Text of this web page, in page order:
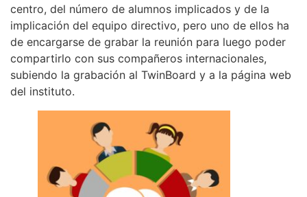
centro, del número de alumnos implicados y de la
implicación del equipo directivo, pero uno de ellos ha
de encargarse de grabar la reunión para luego poder
compartirlo con sus compañeros internacionales,
subiendo la grabación al TwinBoard y a la página web
del instituto.